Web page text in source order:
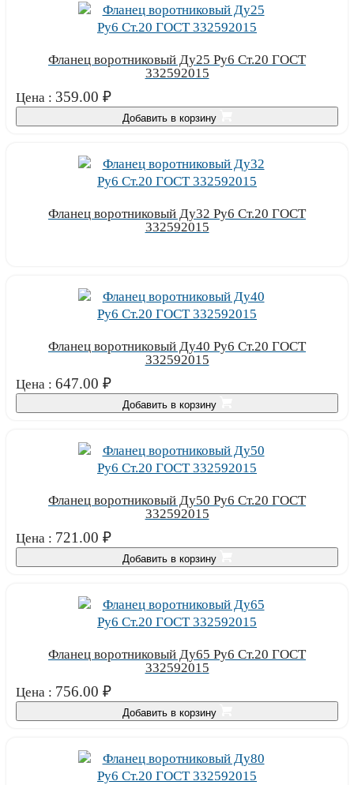
Фланец воротниковый Ду25 Ру6 Ст.20 ГОСТ
332592015
Цена : 359.00 ₽
Добавить в корзину
Фланец воротниковый Ду32 Ру6 Ст.20 ГОСТ
332592015
Фланец воротниковый Ду40 Ру6 Ст.20 ГОСТ
332592015
Цена : 647.00 ₽
Добавить в корзину
Фланец воротниковый Ду50 Ру6 Ст.20 ГОСТ
332592015
Цена : 721.00 ₽
Добавить в корзину
Фланец воротниковый Ду65 Ру6 Ст.20 ГОСТ
332592015
Цена : 756.00 ₽
Добавить в корзину